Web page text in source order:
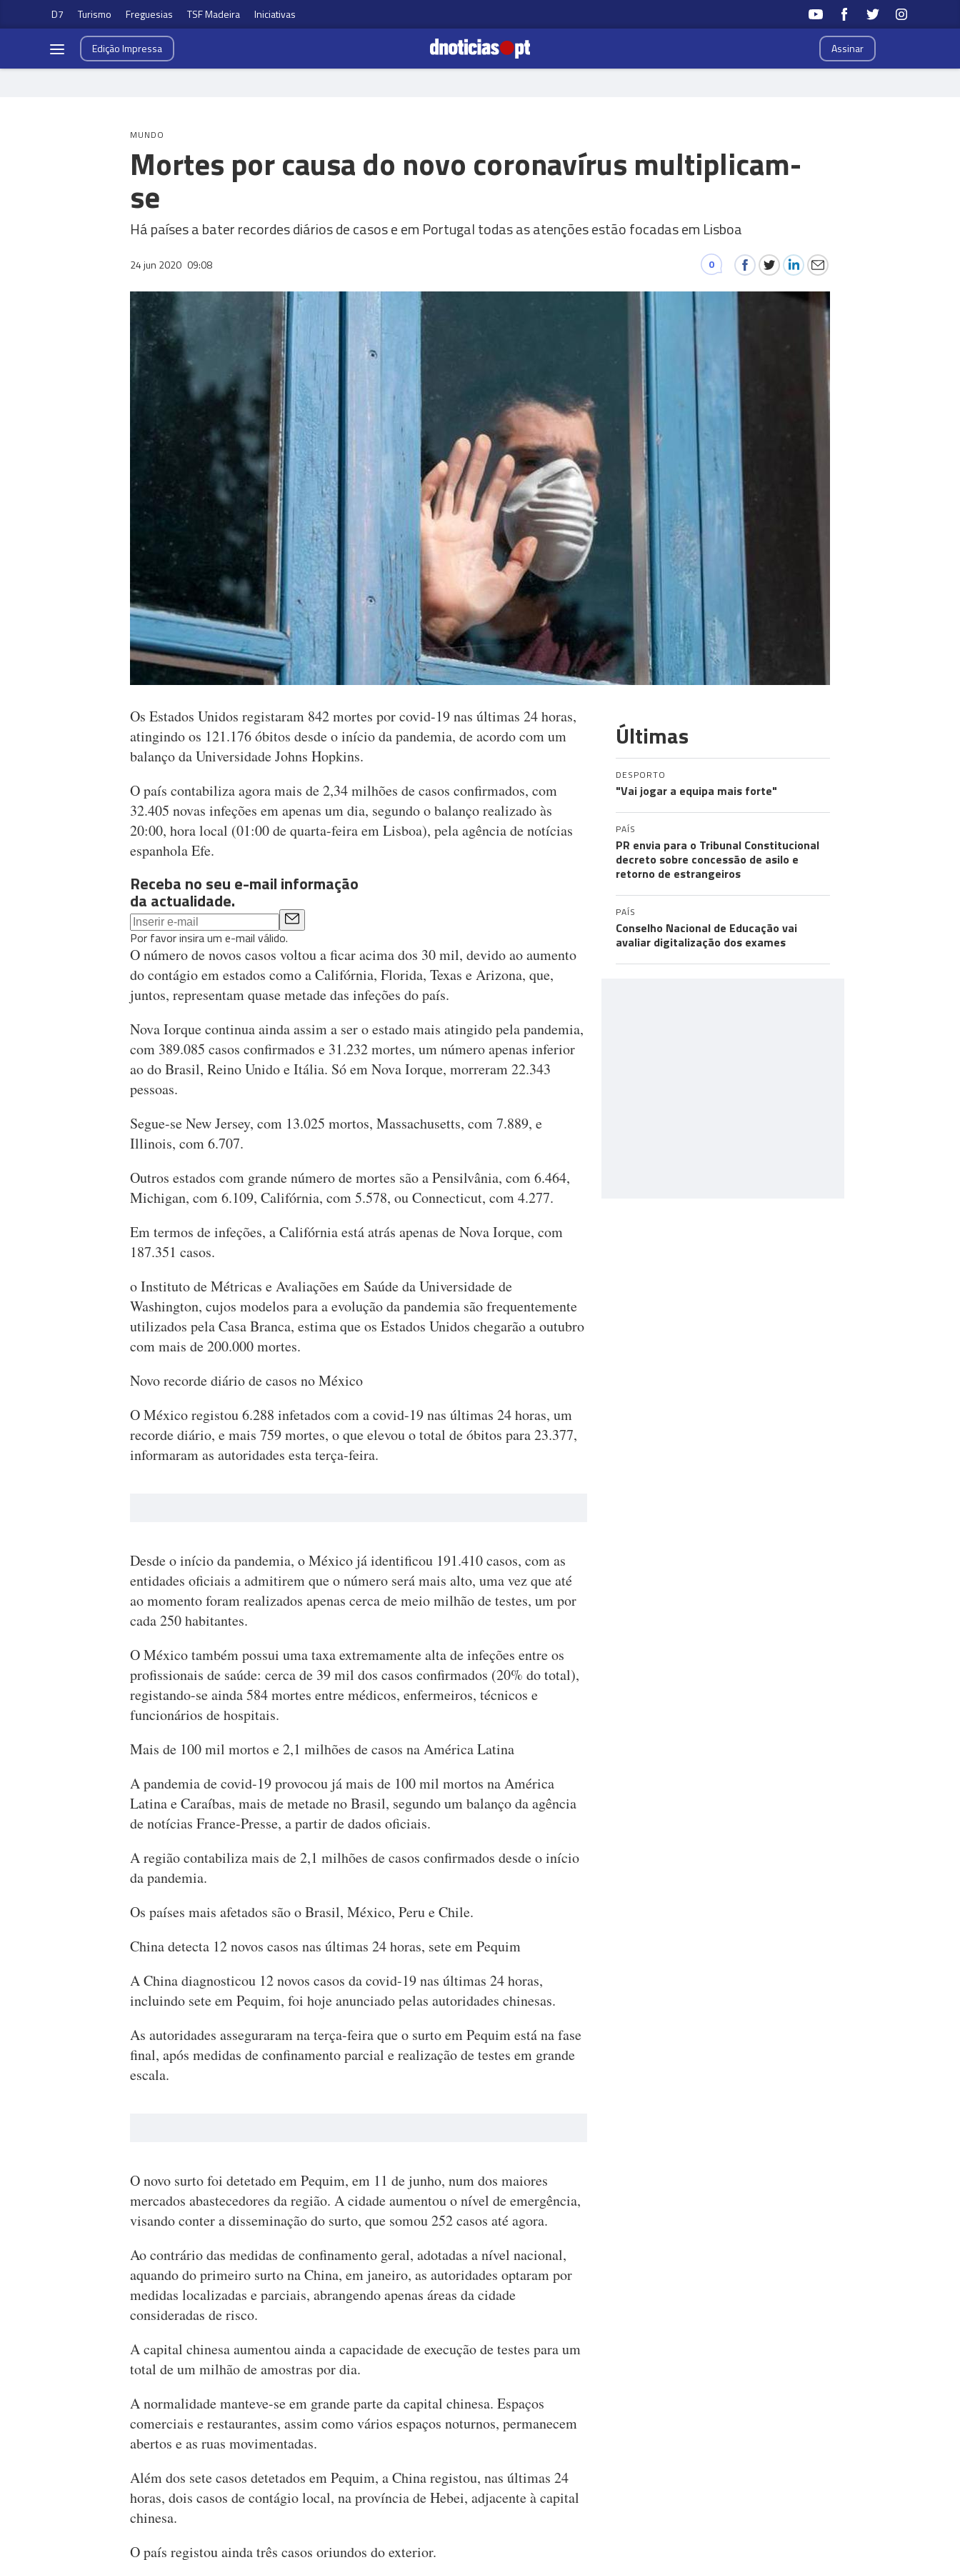
D7 Turismo Freguesias TSF Madeira Iniciativas
Assinar
EdiçãoImpressa
MUNDO
Mortes por causa do novo coronavírus multiplicam-
se
Há países a bater recordes diários de casos e em Portugal todas as atenções estão focadas em Lisboa
24 jun 2020 09:08 0
Os Estados Unidos registaram 842 mortes por covid-19 nas últimas 24 horas,
atingindo os 121.176 óbitos desde o início da pandemia, de acordo com um
balanço da Universidade Johns Hopkins.
O país contabiliza agora mais de 2,34 milhões de casos confirmados, com
32.405 novas infeções em apenas um dia, segundo o balanço realizado às
20:00, hora local (01:00 de quarta-feira em Lisboa), pela agência de notícias
espanhola Efe.
Receba no seu e-mail informação
da actualidade.
Por favor insira um e-mail válido.
O número de novos casos voltou a ficar acima dos 30 mil, devido ao aumento
do contágio em estados como a Califórnia, Florida, Texas e Arizona, que,
juntos, representam quase metade das infeções do país.
Nova Iorque continua ainda assim a ser o estado mais atingido pela pandemia,
com 389.085 casos confirmados e 31.232 mortes, um número apenas inferior
ao do Brasil, Reino Unido e Itália. Só em Nova Iorque, morreram 22.343
pessoas.
Segue-se New Jersey, com 13.025 mortos, Massachusetts, com 7.889, e
Illinois, com 6.707.
Outros estados com grande número de mortes são a Pensilvânia, com 6.464,
Michigan, com 6.109, Califórnia, com 5.578, ou Connecticut, com 4.277.
Em termos de infeções, a Califórnia está atrás apenas de Nova Iorque, com
187.351 casos.
o Instituto de Métricas e Avaliações em Saúde da Universidade de
Washington, cujos modelos para a evolução da pandemia são frequentemente
utilizados pela Casa Branca, estima que os Estados Unidos chegarão a outubro
com mais de 200.000 mortes.
Novo recorde diário de casos no México
O México registou 6.288 infetados com a covid-19 nas últimas 24 horas, um
recorde diário, e mais 759 mortes, o que elevou o total de óbitos para 23.377,
informaram as autoridades esta terça-feira.
Desde o início da pandemia, o México já identificou 191.410 casos, com as
entidades oficiais a admitirem que o número será mais alto, uma vez que até
ao momento foram realizados apenas cerca de meio milhão de testes, um por
cada 250 habitantes.
O México também possui uma taxa extremamente alta de infeções entre os
profissionais de saúde: cerca de 39 mil dos casos confirmados (20% do total),
registando-se ainda 584 mortes entre médicos, enfermeiros, técnicos e
funcionários de hospitais.
Mais de 100 mil mortos e 2,1 milhões de casos na América Latina
A pandemia de covid-19 provocou já mais de 100 mil mortos na América
Latina e Caraíbas, mais de metade no Brasil, segundo um balanço da agência
de notícias France-Presse, a partir de dados oficiais.
A região contabiliza mais de 2,1 milhões de casos confirmados desde o início
da pandemia.
Os países mais afetados são o Brasil, México, Peru e Chile.
China detecta 12 novos casos nas últimas 24 horas, sete em Pequim
A China diagnosticou 12 novos casos da covid-19 nas últimas 24 horas,
incluindo sete em Pequim, foi hoje anunciado pelas autoridades chinesas.
As autoridades asseguraram na terça-feira que o surto em Pequim está na fase
final, após medidas de confinamento parcial e realização de testes em grande
escala.
O novo surto foi detetado em Pequim, em 11 de junho, num dos maiores
mercados abastecedores da região. A cidade aumentou o nível de emergência,
visando conter a disseminação do surto, que somou 252 casos até agora.
Ao contrário das medidas de confinamento geral, adotadas a nível nacional,
aquando do primeiro surto na China, em janeiro, as autoridades optaram por
medidas localizadas e parciais, abrangendo apenas áreas da cidade
consideradas de risco.
A capital chinesa aumentou ainda a capacidade de execução de testes para um
total de um milhão de amostras por dia.
A normalidade manteve-se em grande parte da capital chinesa. Espaços
comerciais e restaurantes, assim como vários espaços noturnos, permanecem
abertos e as ruas movimentadas.
Além dos sete casos detetados em Pequim, a China registou, nas últimas 24
horas, dois casos de contágio local, na província de Hebei, adjacente à capital
chinesa.
O país registou ainda três casos oriundos do exterior.
Últimas
DESPORTO
"Vai jogar a equipa mais forte"
PAÍS
PR envia para o Tribunal Constitucional
decreto sobre concessão de asilo e
retorno de estrangeiros
PAÍS
Conselho Nacional de Educação vai
avaliar digitalização dos exames